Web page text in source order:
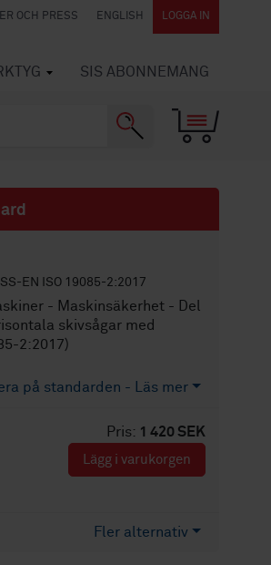
OCH PRESS ENGLISH LOGGA IN
SIS ABONNEMANG
SS-EN ISO 19085-2:2017
- Maskinsäkerhet - Del
skivsågar med
2:2017)
på standarden - Läs mer
Pris: 1 420 SEK
Lägg i varukorgen
Fler alternativ